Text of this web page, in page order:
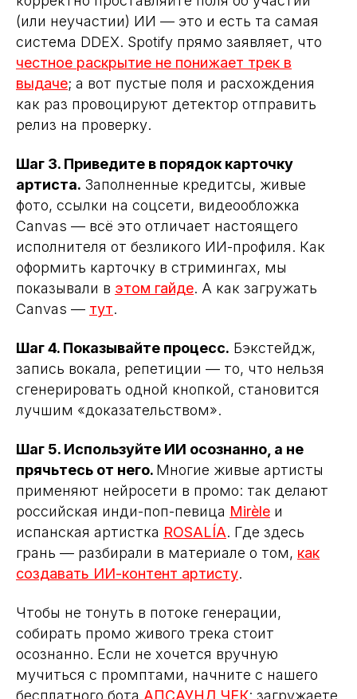
(или неучастии) ИИ — это и есть та самая
система DDEX. Spotify прямо заявляет, что
честное раскрытие не понижает трек в
выдаче; а вот пустые поля и расхождения
как раз провоцируют детектор отправить
релиз на проверку.
Шаг 3. Приведите в порядок карточку
артиста. Заполненные кредитсы, живые
фото, ссылки на соцсети, видеообложка
Canvas — всё это отличает настоящего
исполнителя от безликого ИИ-профиля. Как
оформить карточку в стримингах, мы
показывали в этом гайде. А как загружать
Canvas — тут.
Шаг 4. Показывайте процесс. Бэкстейдж,
запись вокала, репетиции — то, что нельзя
сгенерировать одной кнопкой, становится
лучшим «доказательством».
Шаг 5. Используйте ИИ осознанно, а не
прячьтесь от него. Многие живые артисты
применяют нейросети в промо: так делают
российская инди-поп-певица Mirèle и
испанская артистка ROSALÍA. Где здесь
грань — разбирали в материале о том, как
создавать ИИ-контент артисту.
Чтобы не тонуть в потоке генерации,
собирать промо живого трека стоит
осознанно. Если не хочется вручную
мучиться с промптами, начните с нашего
бесплатного бота АПСАУНД ЧЕК: загружаете
для помощи артисту
Загрузите свой трек — AI разберет его
и скажет, как привлечь больше
слушателей. Бесплатный анализ
ПОЛУЧИТЬ